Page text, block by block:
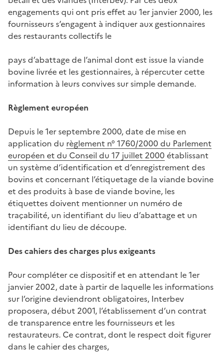
engagements qui ont pris effet au 1er janvier 2000, les
fournisseurs s’engagent à indiquer aux gestionnaires
des restaurants collectifs le
pays d’abattage de l’animal dont est issue la viande
bovine livrée et les gestionnaires, à répercuter cette
information à leurs convives sur simple demande.
Règlement européen
Depuis le 1er septembre 2000, date de mise en
application du règlement n° 1760/2000 du Parlement
européen et du Conseil du 17 juillet 2000 établissant
un système d’identification et d’enregistrement des
bovins et concernant l’étiquetage de la viande bovine
et des produits à base de viande bovine, les
étiquettes doivent mentionner un numéro de
traçabilité, un identifiant du lieu d’abattage et un
identifiant du lieu de découpe.
Des cahiers des charges plus exigeants
Pour compléter ce dispositif et en attendant le 1er
janvier 2002, date à partir de laquelle les informations
sur l’origine deviendront obligatoires, Interbev
proposera, début 2001, l’établissement d’un contrat
de transparence entre les fournisseurs et les
restaurateurs. Ce contrat, dont le respect doit figurer
dans le cahier des charges,